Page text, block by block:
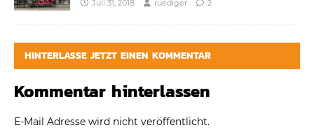
Juli 31, 2018 ruediger 2
HINTERLASSE JETZT EINEN KOMMENTAR
Kommentar hinterlassen
E-Mail Adresse wird nicht veröffentlicht.